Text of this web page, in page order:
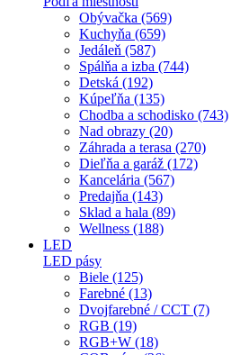
Obývačka (569)
Kuchyňa (659)
Jedáleň (587)
Spálňa a izba (744)
Detská (192)
Kúpeľňa (135)
Chodba a schodisko (743)
Nad obrazy (20)
Záhrada a terasa (270)
Dieľňa a garáž (172)
Kancelária (567)
Predajňa (143)
Sklad a hala (89)
Wellness (188)
LED
LED pásy
Biele (125)
Farebné (13)
Dvojfarebné / CCT (7)
RGB (19)
RGB+W (18)